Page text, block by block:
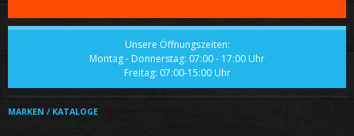
Unsere Öffnungszeiten:
Montag - Donnerstag: 07:00 - 17:00 Uhr
Freitag: 07:00-15:00 Uhr
MARKEN / KATALOGE